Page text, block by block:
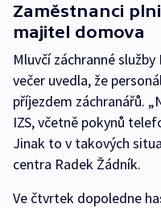
Zaměstnanci
majitel domova
Mluvčí záchranné
večer uvedla, že
příjezdem záchranářů.
IZS, včetně pokynů
Jinak to v takových
centra Radek Žádník.
Ve čtvrtek dopoledne